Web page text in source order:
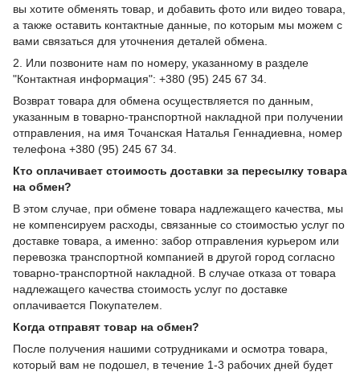
вы хотите обменять товар, и добавить фото или видео товара,
а также оставить контактные данные, по которым мы можем с
вами связаться для уточнения деталей обмена.
2. Или позвоните нам по номеру, указанному в разделе
"Контактная информация": +380 (95) 245 67 34.
Возврат товара для обмена осуществляется по данным,
указанным в товарно-транспортной накладной при получении
отправления, на имя Точанская Наталья Геннадиевна, номер
телефона +380 (95) 245 67 34.
Кто оплачивает стоимость доставки за пересылку товара
на обмен?
В этом случае, при обмене товара надлежащего качества, мы
не компенсируем расходы, связанные со стоимостью услуг по
доставке товара, а именно: забор отправления курьером или
перевозка транспортной компанией в другой город согласно
товарно-транспортной накладной. В случае отказа от товара
надлежащего качества стоимость услуг по доставке
оплачивается Покупателем.
Когда отправят товар на обмен?
После получения нашими сотрудниками и осмотра товара,
который вам не подошел, в течение 1-3 рабочих дней будет